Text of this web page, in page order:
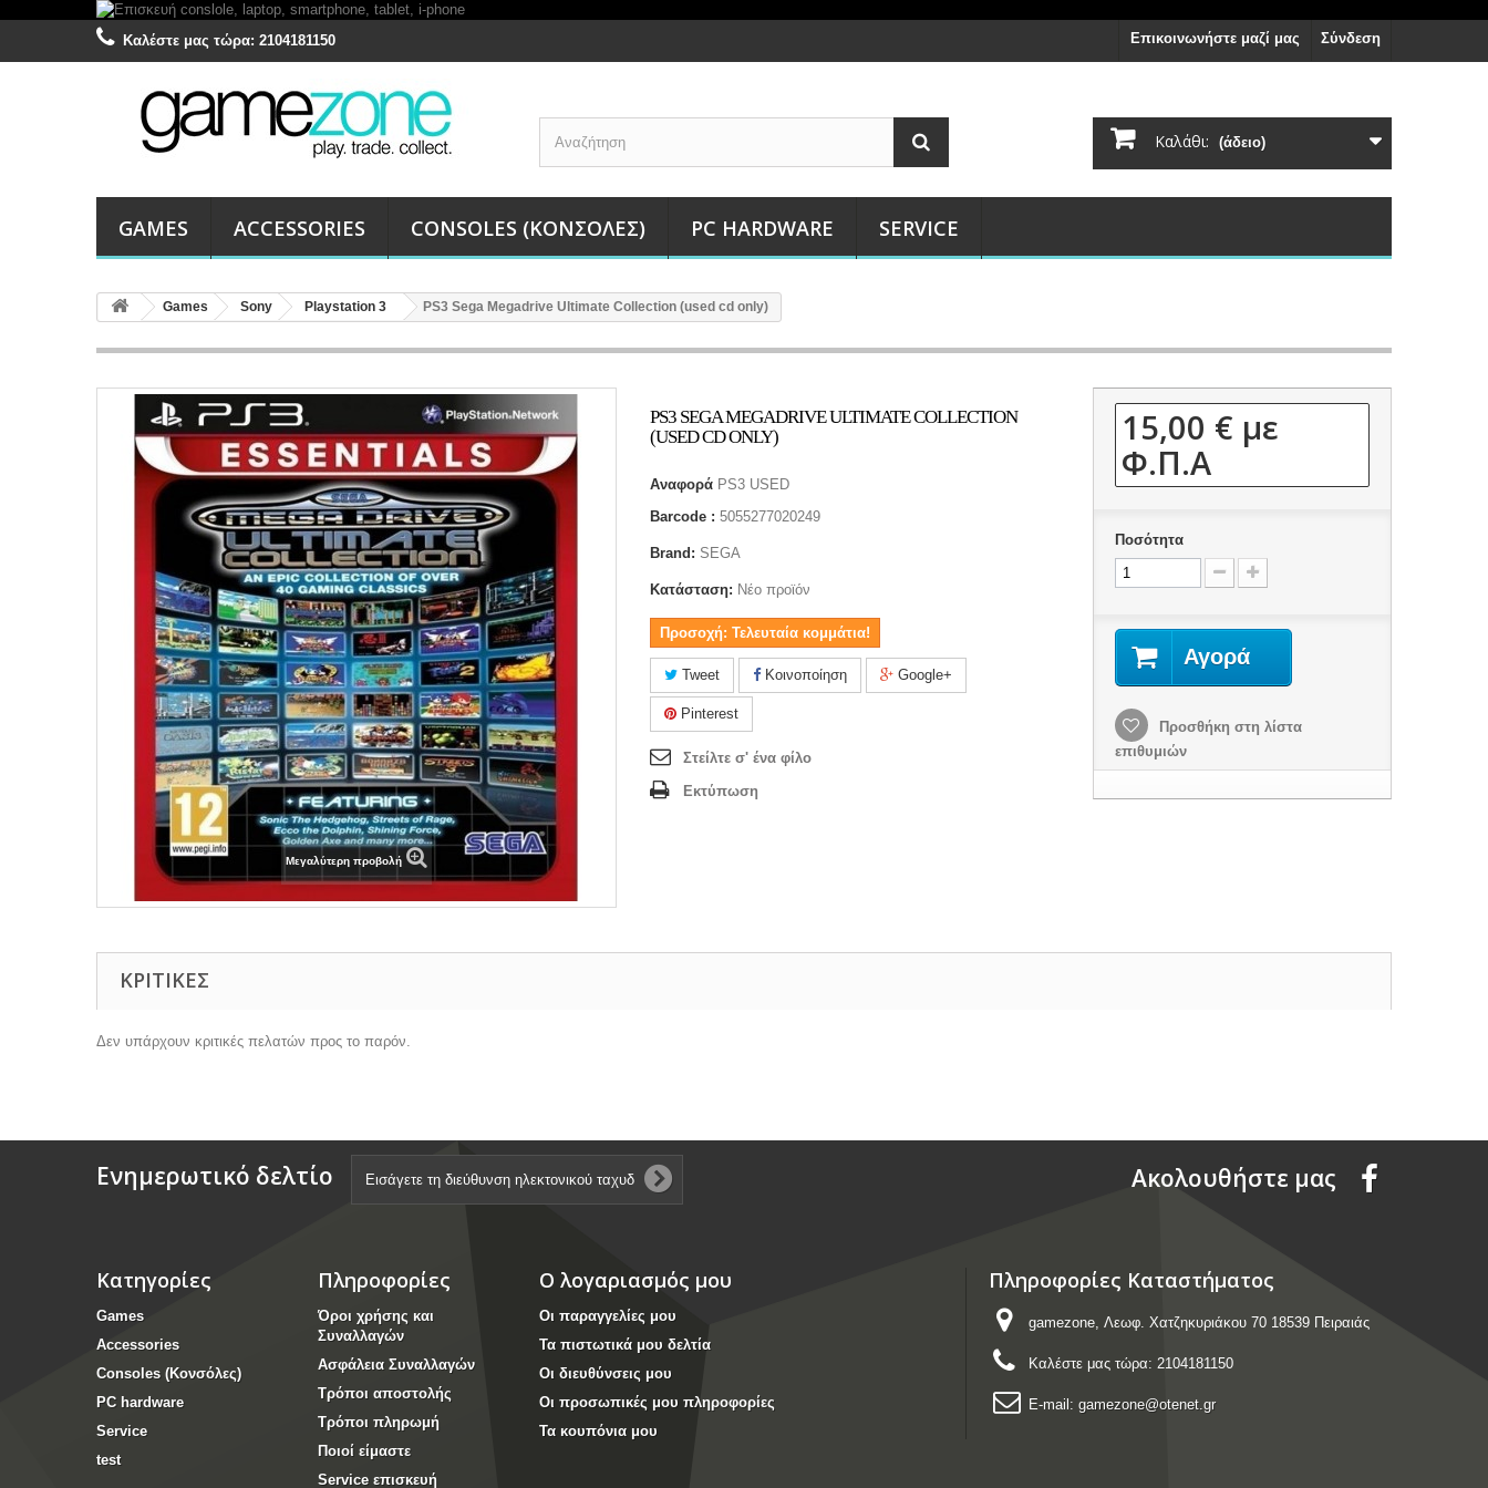
Σύνδεση
Επικοινωνήστε μαζί μας
Καλέστε μας τώρα: 2104181150
Καλάθι: (άδειο)
GAMES ACCESSORIES CONSOLES (ΚΟΝΣΌΛΕΣ) PC HARDWARE SERVICE
Games Sony Playstation 3 PS3 Sega Megadrive Ultimate Collection (used cd only)
Μεγαλύτερη προβολή
PS3 SEGA MEGADRIVE ULTIMATE COLLECTION
(USED CD ONLY)
Αναφορά PS3 USED
Barcode : 5055277020249
Brand: SEGA
Κατάσταση: Νέο προϊόν
Προσοχή: Τελευταία κομμάτια!
Tweet Κοινοποίηση Google+
Pinterest
Στείλτε σ' ένα φίλο
Εκτύπωση
15,00 € με
Φ.Π.Α
Ποσότητα
Αγορά
Προσθήκη στη λίστα
επιθυμιών
ΚΡΙΤΙΚΈΣ
Δεν υπάρχουν κριτικές πελατών προς το παρόν.
Ενημερωτικό δελτίο Aκολουθήστε μας
Κατηγορίες
Games
Accessories
Consoles (Κονσόλες)
PC hardware
Service
test
Πληροφορίες
Όροι χρήσης και
Συναλλαγών
Ασφάλεια Συναλλαγών
Τρόποι αποστολής
Τρόποι πληρωμή
Ποιοί είμαστε
Service επισκευή
Ο λογαριασμός μου
Οι παραγγελίες μου
Τα πιστωτικά μου δελτία
Οι διευθύνσεις μου
Οι προσωπικές μου πληροφορίες
Τα κουπόνια μου
Πληροφορίες Καταστήματος
gamezone, Λεωφ. Χατζηκυριάκου 70 18539 Πειραιάς
Καλέστε μας τώρα: 2104181150
E-mail: gamezone@otenet.gr